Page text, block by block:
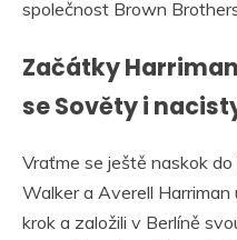
společnost Brown
Začátky
se Sověty i
Vraťme se ještě naskok
Walker a Averell
krok a založili v Berlíně